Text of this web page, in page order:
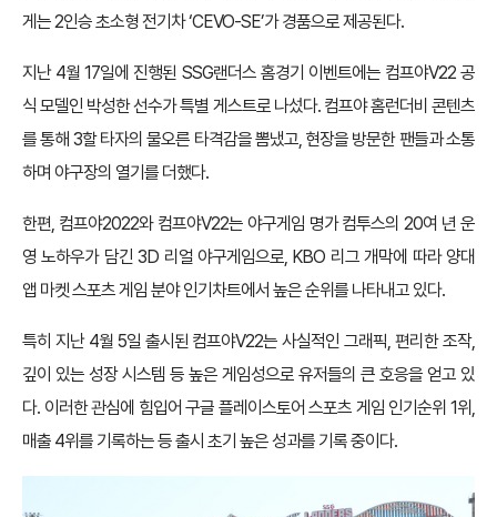
게는 2인승 초소형 전기차 ‘CEVO-SE’가 경품으로 제공된다.
지난 4월 17일에 진행된 SSG랜더스 홈경기 이벤트에는 컴프야V22 공
식 모델인 박성한 선수가 특별 게스트로 나섰다. 컴프야 홈런더비 콘텐츠
를 통해 3할 타자의 물오른 타격감을 뽐냈고, 현장을 방문한 팬들과 소통
하며 야구장의 열기를 더했다.
한편, 컴프야2022와 컴프야V22는 야구게임 명가 컴투스의 20여 년 운
영 노하우가 담긴 3D 리얼 야구게임으로, KBO 리그 개막에 따라 양대
앱 마켓 스포츠 게임 분야 인기차트에서 높은 순위를 나타내고 있다.
특히 지난 4월 5일 출시된 컴프야V22는 사실적인 그래픽, 편리한 조작,
깊이 있는 성장 시스템 등 높은 게임성으로 유저들의 큰 호응을 얻고 있
다. 이러한 관심에 힘입어 구글 플레이스토어 스포츠 게임 인기순위 1위,
매출 4위를 기록하는 등 출시 초기 높은 성과를 기록 중이다.